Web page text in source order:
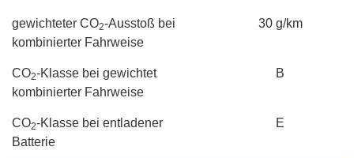
gewichteter CO2-Ausstoß bei
kombinierter Fahrweise
30 g/km
CO2-Klasse bei gewichtet
kombinierter Fahrweise
B
CO2-Klasse bei entladener
Batterie
E